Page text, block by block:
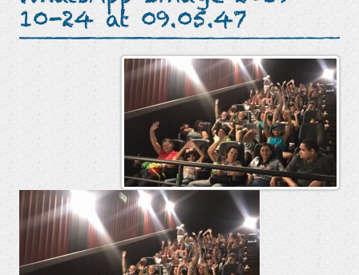
10-24 at 09.05.47